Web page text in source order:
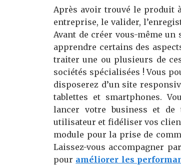
Après avoir trouvé le produit
entreprise, le valider,
Avant de créer vous-même
apprendre certains des
traiter une ou plusieurs de
sociétés spécialisées ! Vous
disposerez d’un site
tablettes et smartphones.
lancer votre business et de
utilisateur et fidéliser vos
module pour la prise de
Laissez-vous accompagner
pour améliorer les